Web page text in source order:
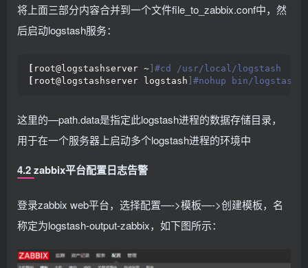
将上面三部分内容合并到一个文件file_to_zabbix.conf中，然
后启动logstash服务：
root@logstashserver ~ ]#cd /usr/local/logstash
root@logstashserver logstash ]#nohup bin/
这里的—path.data是指定此logstash进程的数据存储目录，
用于在一个服务器上启动多个logstash进程的环境中
4.2 zabbix平台配置日志告警
登录zabbix web平台，选择配置—->模板—->创建模板，名
称定为logstash-output-zabbix，如下图所示：